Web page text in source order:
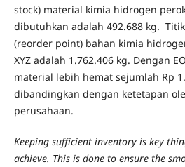
stock) material kimia hidrogen
dibutuhkan adalah 492.688 kg.
(reorder point) bahan kimia
XYZ adalah 1.762.406 kg. Dengan
material lebih hemat sejumlah Rp
dibandingkan dengan ketetapan
perusahaan.
Keeping sufficient inventory is key
achieve. This is done to ensure the